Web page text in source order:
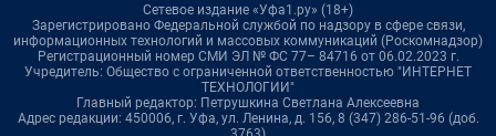
Сетевое издание «Уфа1.ру» (18+)
Зарегистрировано Федеральной службой по надзору в сфере связи,
информационных технологий и массовых коммуникаций (Роскомнадзор)
Регистрационный номер СМИ ЭЛ № ФС 77– 84716 от 06.02.2023 г.
Учредитель: Общество с ограниченной ответственностью "ИНТЕРНЕТ
ТЕХНОЛОГИИ"
Главный редактор: Петрушкина Светлана Алексеевна
Адрес редакции: 450006, г. Уфа, ул. Ленина, д. 156, 8 (347) 286-51-96 (доб.